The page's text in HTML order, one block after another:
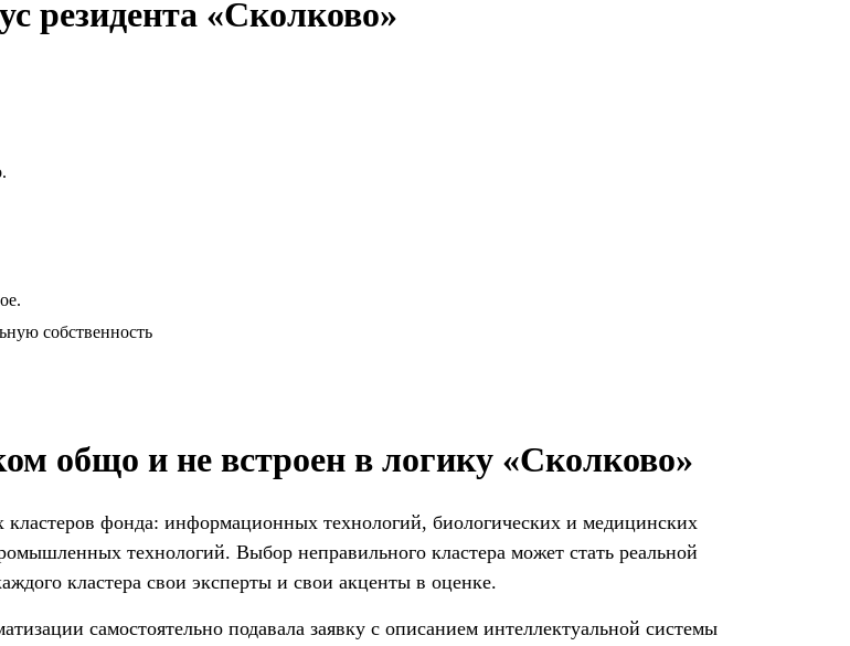
резидента «Сколково»
собственность
общо и не встроен в логику «Сколково»
кластеров фонда: информационных технологий, биологических и медицинских
технологий. Выбор неправильного кластера может стать реальной
кластера свои эксперты и свои акценты в оценке.
самостоятельно подавала заявку с описанием интеллектуальной системы